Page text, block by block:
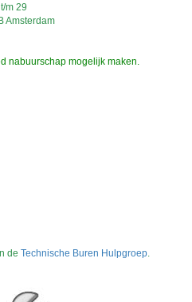
m 29
Amsterdam
nabuurschap mogelijk maken.
de Technische Buren Hulpgroep